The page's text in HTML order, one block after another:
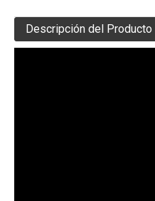
Descripción del Producto